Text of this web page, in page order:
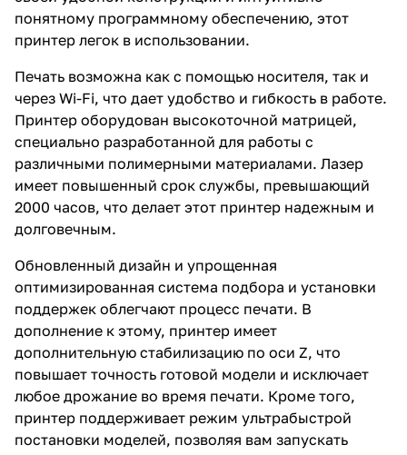
понятному программному обеспечению, этот
принтер легок в использовании.
Печать возможна как с помощью носителя, так и
через Wi-Fi, что дает удобство и гибкость в работе.
Принтер оборудован высокоточной матрицей,
специально разработанной для работы с
различными полимерными материалами. Лазер
имеет повышенный срок службы, превышающий
2000 часов, что делает этот принтер надежным и
долговечным.
Обновленный дизайн и упрощенная
оптимизированная система подбора и установки
поддержек облегчают процесс печати. В
дополнение к этому, принтер имеет
дополнительную стабилизацию по оси Z, что
повышает точность готовой модели и исключает
любое дрожание во время печати. Кроме того,
принтер поддерживает режим ультрабыстрой
постановки моделей, позволяя вам запускать